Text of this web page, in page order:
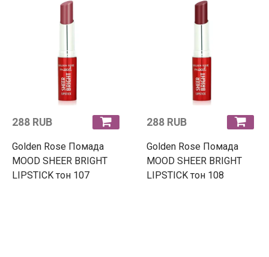
288 RUB
Golden Rose Помада
MOOD SHEER BRIGHT
LIPSTICK тон 107
288 RUB
Golden Rose Помада
MOOD SHEER BRIGHT
LIPSTICK тон 108